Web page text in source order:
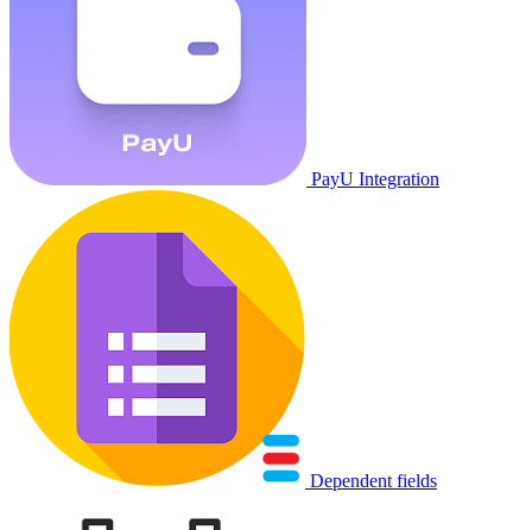
PayU Integration
Dependent fields